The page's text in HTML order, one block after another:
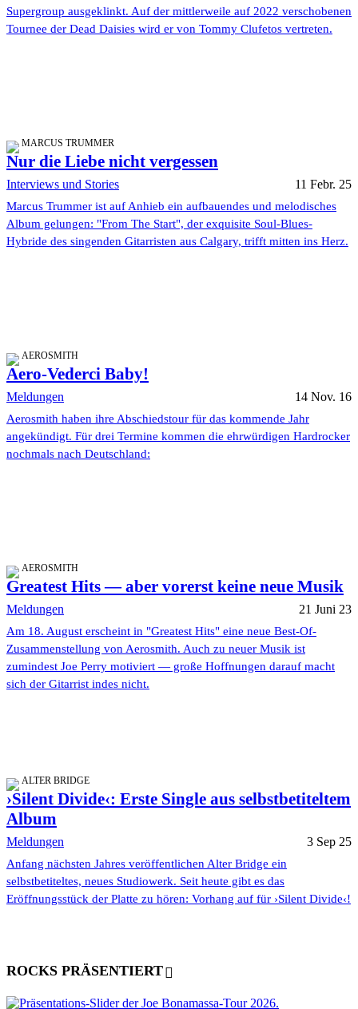
Supergroup ausgeklinkt. Auf der mittlerweile auf 2022 verschobenen
Tournee der Dead Daisies wird er von Tommy Clufetos vertreten.
MARCUS TRUMMER
Nur die Liebe nicht vergessen
Interviews und Stories 11 Febr. 25
Marcus Trummer ist auf Anhieb ein aufbauendes und melodisches
Album gelungen: "From The Start", der exquisite Soul-Blues-
Hybride des singenden Gitarristen aus Calgary, trifft mitten ins Herz.
AEROSMITH
Aero-Vederci Baby!
Meldungen 14 Nov. 16
Aerosmith haben ihre Abschiedstour für das kommende Jahr
angekündigt. Für drei Termine kommen die ehrwürdigen Hardrocker
nochmals nach Deutschland:
AEROSMITH
Greatest Hits — aber vorerst keine neue Musik
Meldungen 21 Juni 23
Am 18. August erscheint in "Greatest Hits" eine neue Best-Of-
Zusammenstellung von Aerosmith. Auch zu neuer Musik ist
zumindest Joe Perry motiviert — große Hoffnungen darauf macht
sich der Gitarrist indes nicht.
ALTER BRIDGE
›Silent Divide‹: Erste Single aus selbstbetiteltem
Album
Meldungen 3 Sep 25
Anfang nächsten Jahres veröffentlichen Alter Bridge ein
selbstbetiteltes, neues Studiowerk. Seit heute gibt es das
Eröffnungsstück der Platte zu hören: Vorhang auf für ›Silent Divide‹!
ROCKS PRÄSENTIERT